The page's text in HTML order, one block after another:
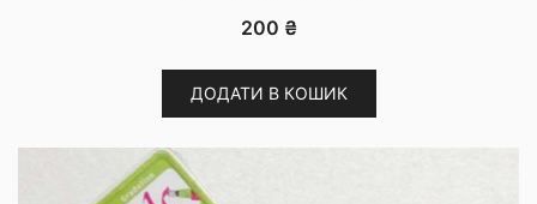
200 ₴
ДОДАТИ В КОШИК